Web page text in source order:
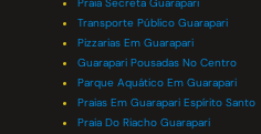
Praia Secreta Guarapari
Transporte Público Guarapari
Pizzarias Em Guarapari
Guarapari Pousadas No Centro
Parque Aquático Em Guarapari
Praias Em Guarapari Espírito Santo
Praia Do Riacho Guarapari